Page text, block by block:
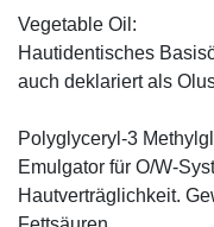
Vegetable Oil:
Hautidentisches
auch deklariert als
Polyglyceryl-3
Emulgator für O/W-
Hautverträglichkeit.